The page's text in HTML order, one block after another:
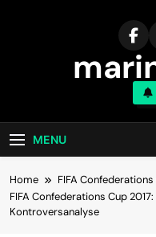
MENU
Home
FIFA
FIFA Confederations Cup
Kontroversanalyse